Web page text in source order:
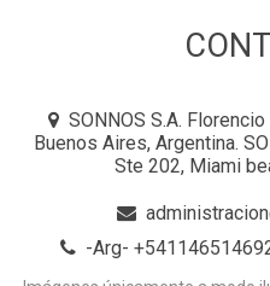
SONNOS S.A.
Buenos Aires, Argentina.
Ste 202, Miami
-Arg-